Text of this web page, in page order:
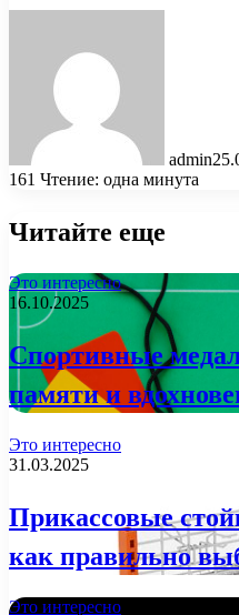
admin
161 Чтение: одна минута
Читайте еще
Это интересно
16.10.2025
Спортивные
памяти и
Это интересно
31.03.2025
Прикассовые
как правильно
Это интересно